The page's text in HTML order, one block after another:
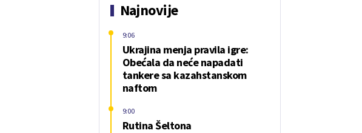
Najnovije
Ukrajina menja pravila igre:
Obećala da neće napadati
tankere sa kazahstanskom
naftom
9:06
Rutina Šeltona
9:00